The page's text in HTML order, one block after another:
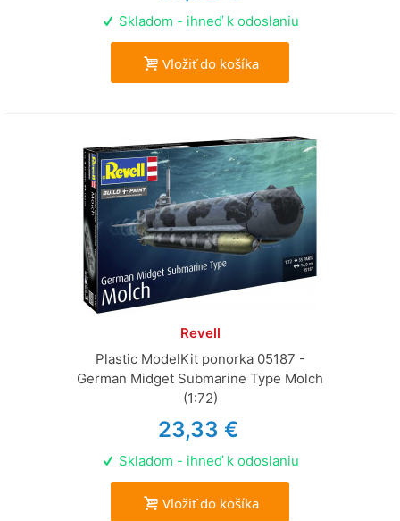
Skladom - ihneď k odoslaniu
Vložiť do košíka
Revell
Plastic ModelKit ponorka 05187 -
German Midget Submarine Type Molch
(1:72)
23,33 €
Skladom - ihneď k odoslaniu
Vložiť do košíka